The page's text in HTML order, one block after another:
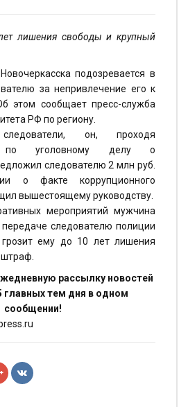
лишения свободы и крупный
подозревается в
за непривлечение его к
этом сообщает пресс-служба
РФ по региону.
он, проходя
по уголовному делу о
следователю 2 млн руб.
о факте коррупционного
вышестоящему руководству.
мероприятий мужчина
следователю полиции
ему до 10 лет лишения
штраф.
рассылку новостей
главных тем дня в одном
сообщении!